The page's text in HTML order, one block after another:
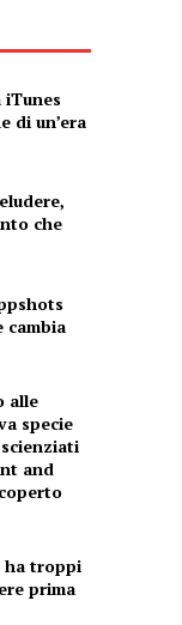
iTunes
di un’era
che
cambia
alle
specie
and
ha troppi
prima